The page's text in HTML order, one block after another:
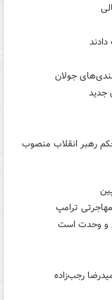
جولان
جدید
رهبر انقلاب منصوب
ترامپ
و وحدت است
رجب‌زاده